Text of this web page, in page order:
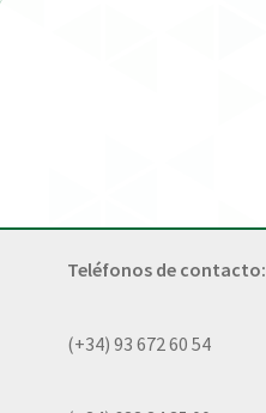
Teléfonos de contacto:
(+34) 93 672 60 54